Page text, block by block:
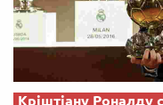
Кріштіану Роналду